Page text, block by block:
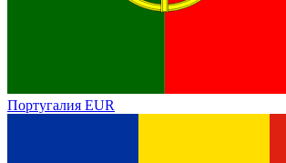
Португалия EUR